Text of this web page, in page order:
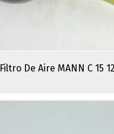
Filtro De Aire MANN C 15